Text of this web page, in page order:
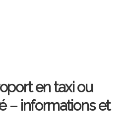
en taxi ou
– informations et